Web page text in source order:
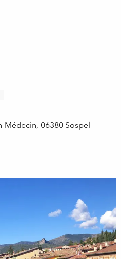
Médecin, 06380 Sospel